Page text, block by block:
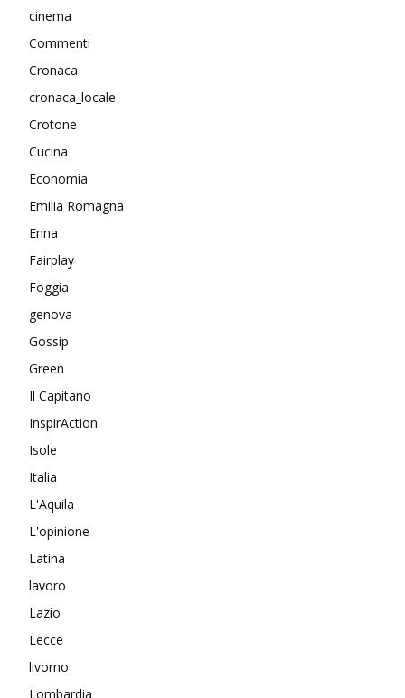
cinema
Commenti
Cronaca
cronaca_locale
Crotone
Cucina
Economia
Emilia Romagna
Enna
Fairplay
Foggia
genova
Gossip
Green
Il Capitano
InspirAction
Isole
Italia
L'Aquila
L'opinione
Latina
lavoro
Lazio
Lecce
livorno
Lombardia